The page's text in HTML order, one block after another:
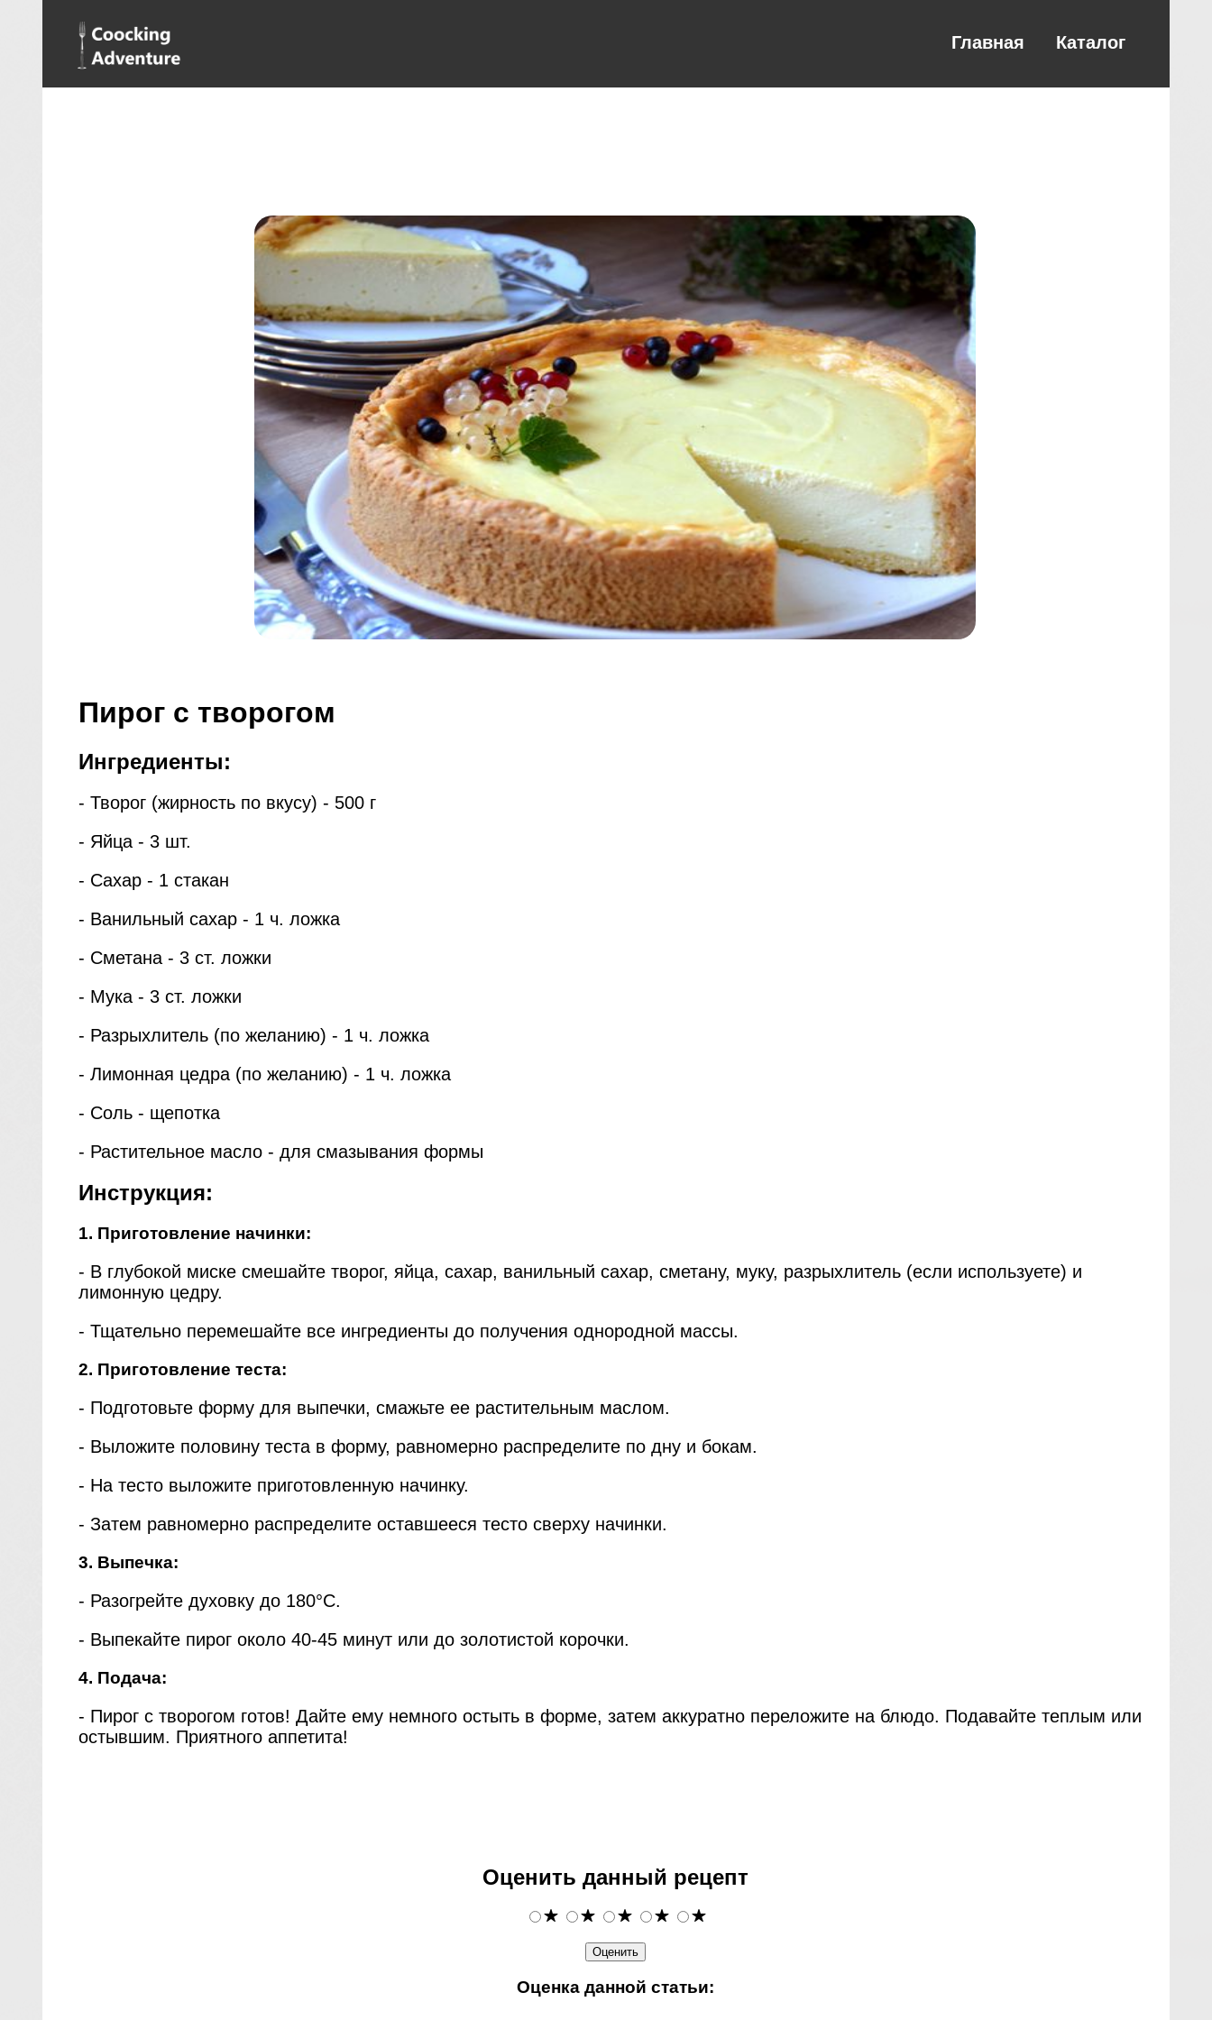
Главная Каталог
Пирог с творогом
Ингредиенты:
- Творог (жирность по вкусу) - 500 г
- Яйца - 3 шт.
- Сахар - 1 стакан
- Ванильный сахар - 1 ч. ложка
- Сметана - 3 ст. ложки
- Мука - 3 ст. ложки
- Разрыхлитель (по желанию) - 1 ч. ложка
- Лимонная цедра (по желанию) - 1 ч. ложка
- Соль - щепотка
- Растительное масло - для смазывания формы
Инструкция:
1. Приготовление начинки:
- В глубокой миске смешайте творог, яйца, сахар, ванильный сахар, сметану, муку, разрыхлитель (если используете) и
лимонную цедру.
- Тщательно перемешайте все ингредиенты до получения однородной массы.
2. Приготовление теста:
- Подготовьте форму для выпечки, смажьте ее растительным маслом.
- Выложите половину теста в форму, равномерно распределите по дну и бокам.
- На тесто выложите приготовленную начинку.
- Затем равномерно распределите оставшееся тесто сверху начинки.
3. Выпечка:
- Разогрейте духовку до 180°C.
- Выпекайте пирог около 40-45 минут или до золотистой корочки.
4. Подача:
- Пирог с творогом готов! Дайте ему немного остыть в форме, затем аккуратно переложите на блюдо. Подавайте теплым или
остывшим. Приятного аппетита!
Оценить данный рецепт
Оценка данной статьи: